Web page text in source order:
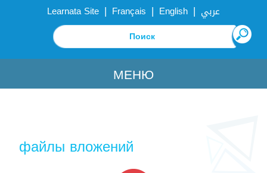
Learnata Site | Français | English | عربي
МЕНЮ
файлы вложений